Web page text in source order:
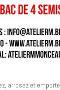
arrosez et